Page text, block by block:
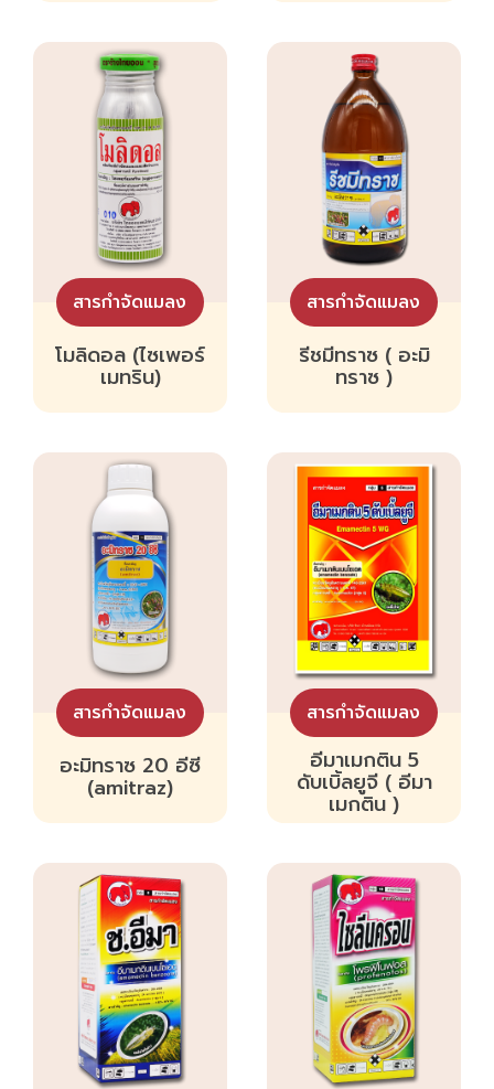
สารกำจัดแมลง
โมลิดอล (ไซเพอร์
เมทริน)
สารกำจัดแมลง
รีชมีทราซ ( อะมิ
ทราซ )
สารกำจัดแมลง
อะมิทราซ 20 อีซี
(amitraz)
สารกำจัดแมลง
อีมาเมกติน 5
ดับเบิ้ลยูจี ( อีมา
เมกติน )